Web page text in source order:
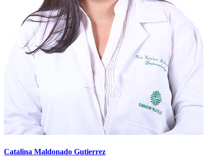
Catalina Maldonado Gutierrez